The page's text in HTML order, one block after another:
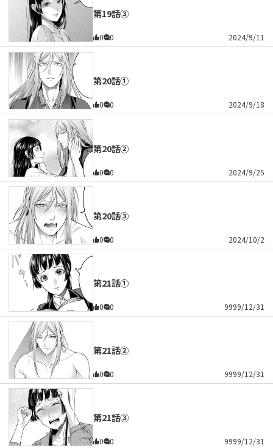
第19話③
0 0 2024/9/11
第20話①
0 0 2024/9/18
第20話②
0 0 2024/9/25
第20話③
0 0 2024/10/2
第21話①
0 0 9999/12/31
第21話②
0 0 9999/12/31
第21話③
0 0 9999/12/31